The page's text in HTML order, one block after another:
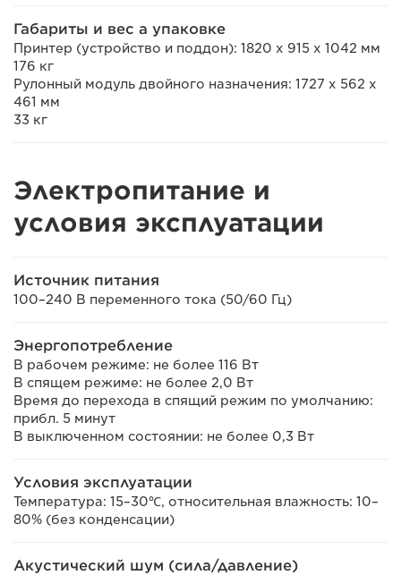
Габариты и вес а упаковке
Принтер (устройство и поддон): 1820 x 915 x 1042 мм
176 кг
Рулонный модуль двойного назначения: 1727 x 562 x
461 мм
33 кг
Электропитание и
условия эксплуатации
Источник питания
100–240 В переменного тока (50/60 Гц)
Энергопотребление
В рабочем режиме: не более 116 Вт
В спящем режиме: не более 2,0 Вт
Время до перехода в спящий режим по умолчанию:
прибл. 5 минут
В выключенном состоянии: не более 0,3 Вт
Условия эксплуатации
Температура: 15–30℃, относительная влажность: 10–
80% (без конденсации)
Акустический шум (сила/давление)